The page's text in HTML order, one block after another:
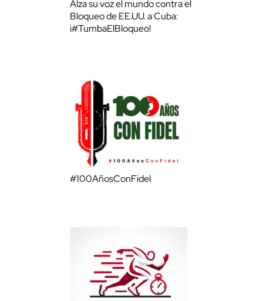
Alza su voz el mundo contra el
Bloqueo de EE.UU. a Cuba:
¡#TumbaElBloqueo!
#100AñosConFidel